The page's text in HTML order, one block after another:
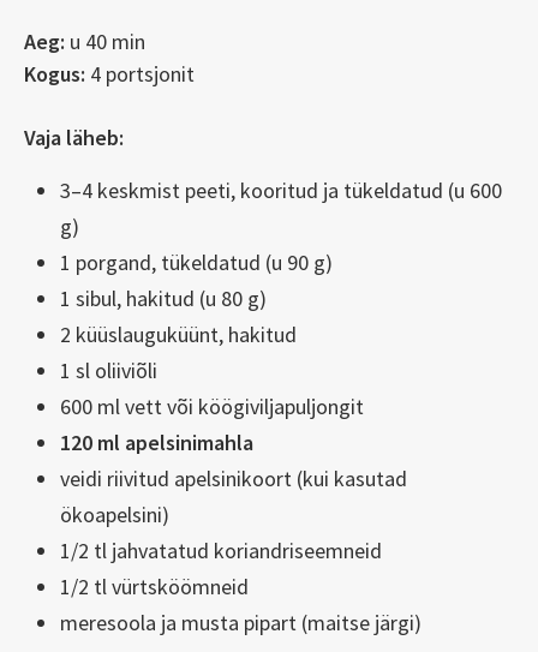
Aeg: u 40 min
Kogus: 4 portsjonit
Vaja läheb:
3–4 keskmist peeti, kooritud ja tükeldatud (u 600
g)
1 porgand, tükeldatud (u 90 g)
1 sibul, hakitud (u 80 g)
2 küüslauguküünt, hakitud
1 sl oliiviõli
600 ml vett või köögiviljapuljongit
120 ml apelsinimahla
veidi riivitud apelsinikoort (kui kasutad
ökoapelsini)
1/2 tl jahvatatud koriandriseemneid
1/2 tl vürtsköömneid
meresoola ja musta pipart (maitse järgi)